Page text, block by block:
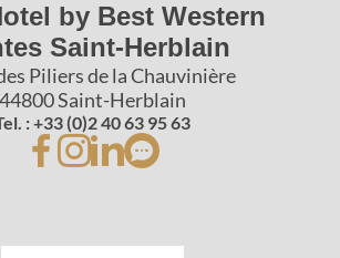
by Best Western
Saint-Herblain
Piliers de la Chauvinière
44800 Saint-Herblain
: +33 (0)2 40 63 95 63